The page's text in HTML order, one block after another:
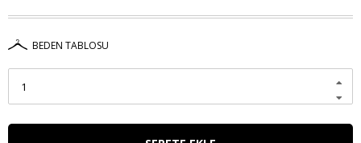
BEDEN TABLOSU